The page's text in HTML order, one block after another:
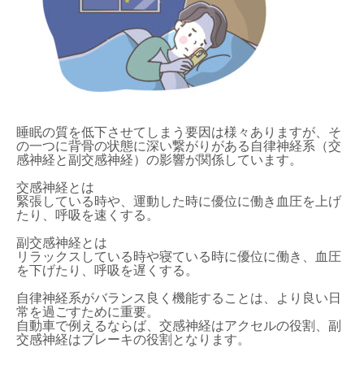
睡眠の質を低下させてしまう要因は様々ありますが、そ
の一つに背骨の状態に深い繋がりがある自律神経系（交
感神経と副交感神経）の影響が関係しています。
交感神経とは
緊張している時や、運動した時に優位に働き血圧を上げ
たり、呼吸を速くする。
副交感神経とは
リラックスしている時や寝ている時に優位に働き、血圧
を下げたり、呼吸を遅くする。
自律神経系がバランス良く機能することは、より良い日
常を過ごすために重要。
自動車で例えるならば、交感神経はアクセルの役割、副
交感神経はブレーキの役割となります。